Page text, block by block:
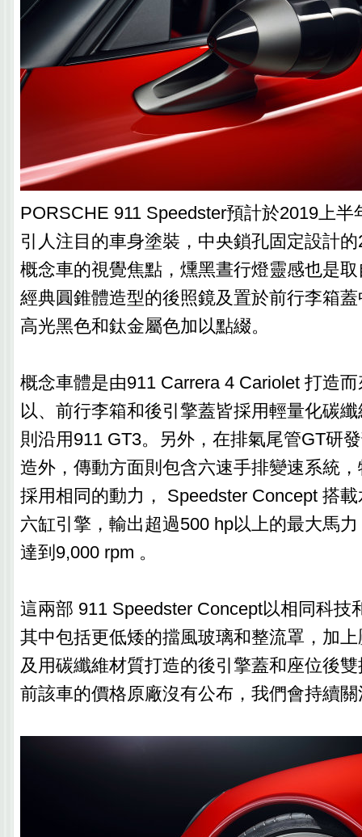
PORSCHE 911 Speedster預計於2019上半
引人注目的車身塗裝，中央鎖孔固定設計
概念車的視覺焦點，燻黑晝行燈靈感也是
經典圓錐體造型的後照鏡及置於前行李箱
高光黑色和鈦金屬色加以點綴。
概念車體是由911 Carrera 4 Cariolet 打造
以、前行李箱和後引擎蓋皆採用輕量化碳
則沿用911 GT3。另外，在排氣尾管GT研
造外，傳動方面則包含六速手排變速系統
採用相同的動力， Speedster Concept 搭
六缸引擎，輸出超過500 hp以上的最大馬
達到9,000 rpm 。
這兩部 911 Speedster Concept以相同科技
其中包括更低矮的擋風玻璃和整流罩，加
及用碳纖維材質打造的後引擎蓋和座位後
前該車的價格原廠沒有公布，我們會持續